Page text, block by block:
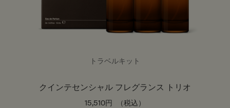
トラベルキット
クインテセンシャル フレグランス トリオ
15,510円 （税込）